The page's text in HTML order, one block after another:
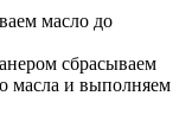
масло до
сбрасываем
масла и выполняем